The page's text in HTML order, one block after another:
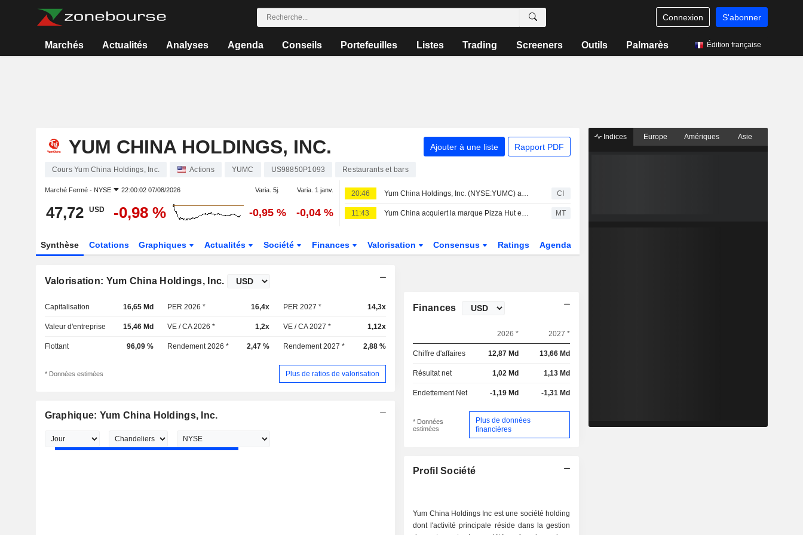
Connexion S'abonner
Marchés Actualités Analyses Agenda Conseils Portefeuilles Listes Trading Screeners Outils Palmarès Édition française
YUM CHINA HOLDINGS, INC. Ajouter à une liste Rapport PDF
Cours Yum China Holdings, Inc. Actions YUMC US98850P1093 Restaurants et bars
Marché Fermé - NYSE 22:00:02 07/08/2026 Varia. 5j. Varia. 1 janv.
47,72 USD -0,98 % -0,95 % -0,04 %
20:46 Yum China Holdings, Inc. (NYSE:YUMC) a finalisé l'acquisition de Shanghai Pizza Hut Co., Ltd. auprès de Yum! Brands, Inc. (NYSE:YUM). CI
11:43 Yum China acquiert la marque Pizza Hut en Chine continentale pour 1,2 milliard de dollars MT
Synthèse Cotations Graphiques Actualités Société Finances Valorisation Consensus Ratings Agenda
Valorisation: Yum China Holdings, Inc.
Capitalisation 16,65 Md PER 2026 * 16,4x PER 2027 * 14,3x
Valeur d'entreprise 15,46 Md VE / CA 2026 * 1,2x VE / CA 2027 * 1,12x
Flottant 96,09 % Rendement 2026 * 2,47 % Rendement 2027 * 2,88 %
* Données estimées Plus de ratios de valorisation
Graphique: Yum China Holdings, Inc.
Finances
2026 * 2027 *
Chiffre d'affaires 12,87 Md 13,66 Md
Résultat net 1,02 Md 1,13 Md
Endettement Net -1,19 Md -1,31 Md
* Données
estimées
Plus de données
financières
Profil Société
Yum China Holdings Inc est une société holding
dont l'activité principale réside dans la gestion
Indices Europe Amériques Asie